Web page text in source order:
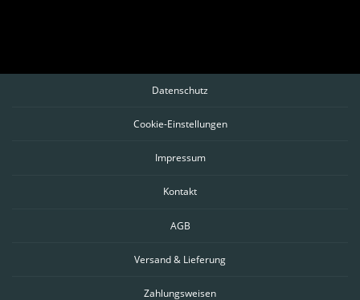
Datenschutz
Cookie-Einstellungen
Impressum
Kontakt
AGB
Versand & Lieferung
Zahlungsweisen